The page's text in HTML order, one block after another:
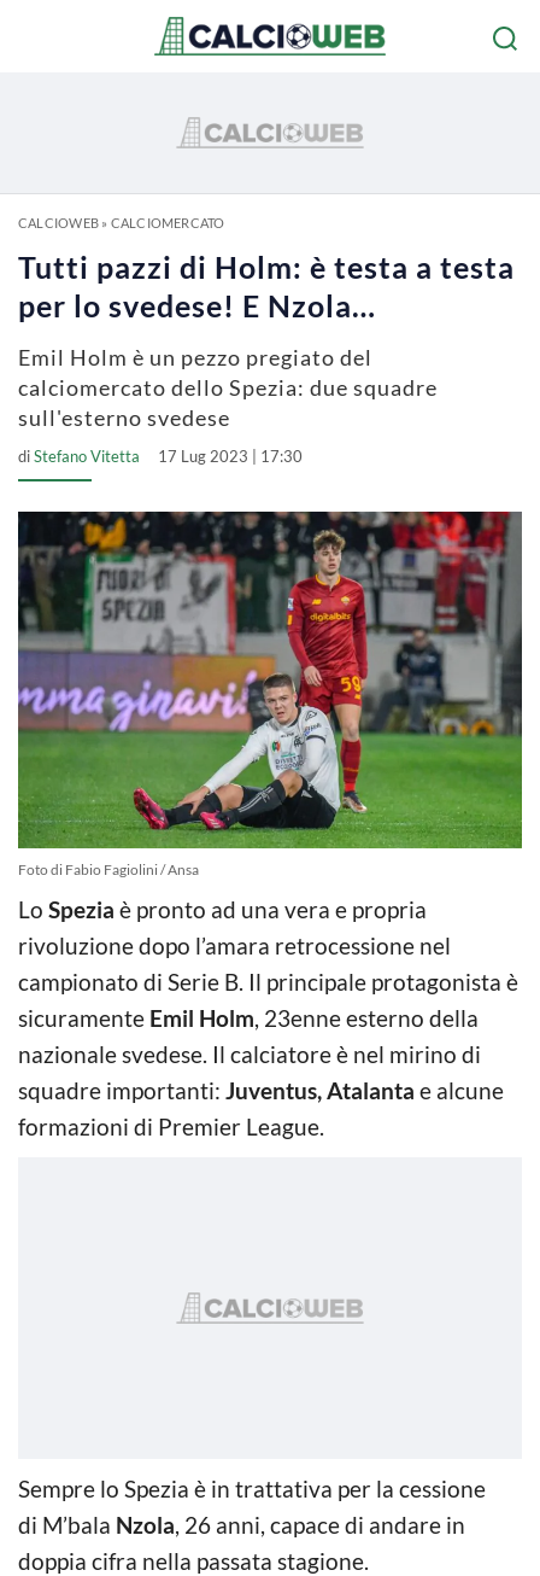
CALCIOWEB» CALCIOMERCATO
Tutti pazzi di Holm: è testa a testa
per lo svedese! E Nzola…
Emil Holm è un pezzo pregiato del
calciomercato dello Spezia: due squadre
sull'esterno svedese
diStefano Vitetta 17 Lug 2023 | 17:30
Foto di Fabio Fagiolini / Ansa
Lo Spezia è pronto ad una vera e propria
rivoluzione dopo l’amara retrocessione nel
campionato di Serie B. Il principale protagonista è
sicuramente Emil Holm, 23enne esterno della
nazionale svedese. Il calciatore è nel mirino di
squadre importanti: Juventus, Atalanta e alcune
formazioni di Premier League.
Sempre lo Spezia è in trattativa per la cessione
di M’bala Nzola, 26 anni, capace di andare in
doppia cifra nella passata stagione.